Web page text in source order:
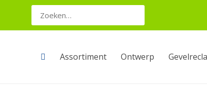
Assortiment Ontwerp